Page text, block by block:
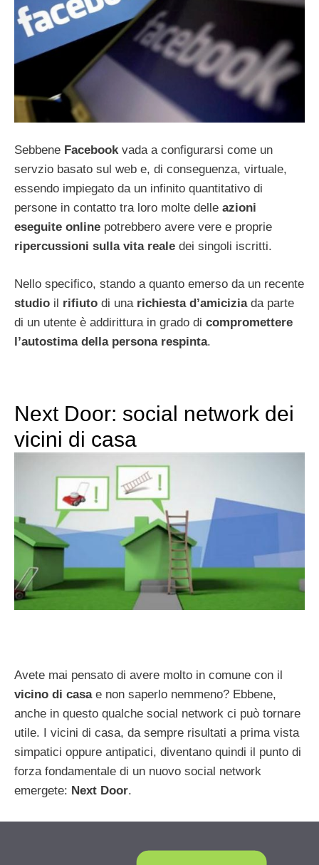
Sebbene Facebookvada a configurarsi come un
servzio basato sul web e, di conseguenza, virtuale,
essendo impiegato da un infinito quantitativo di
persone in contatto tra loro molte delle azioni
eseguite online potrebbero avere vere e proprie
ripercussioni sulla vita reale dei singoli iscritti.
Nello specifico, stando a quanto emerso da un recente
studio il rifiuto di una richiesta d’amiciziada parte
di un utente è addirittura in grado di compromettere
l’autostima della persona respinta.
Next Door: social network dei
vicini di casa
Avete mai pensato di avere molto in comune con il
vicino di casae non saperlo nemmeno? Ebbene,
anche in questo qualche social network ci può tornare
utile. I vicini di casa, da sempre risultati a prima vista
simpatici oppure antipatici, diventano quindi il punto di
forza fondamentale di un nuovo social network
emergete: Next Door.